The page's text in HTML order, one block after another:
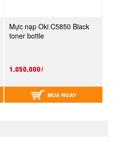
Mực nạp Oki C5850 Black
toner bottle
1,050,000₫
MUA NGAY